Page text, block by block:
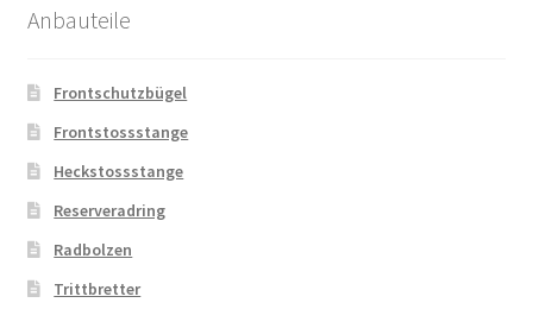
Anbauteile
Frontschutzbügel
Frontstossstange
Heckstossstange
Reserveradring
Radbolzen
Trittbretter